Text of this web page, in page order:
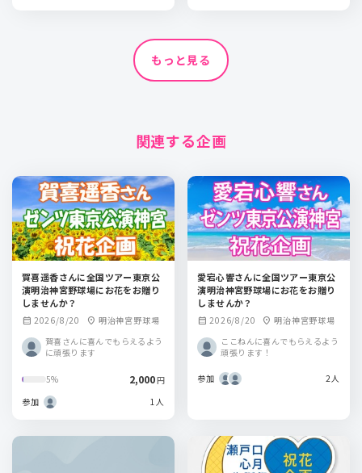
もっと見る
関連する企画
賀喜遥香さんに全国ツアー東京公
演明治神宮野球場にお花をお贈り
しませんか？
calendar_month 2026/8/20 location_on 明治神宮野球場
賀喜さんに喜んでもらえるよう
に頑張ります
5% 2,000円
参加
1人
愛宕心響さんに全国ツアー東京公
演明治神宮野球場にお花をお贈り
しませんか？
calendar_month 2026/8/20 location_on 明治神宮野球場
ここねんに喜んでもらえるよう
頑張ります！
参加 2人